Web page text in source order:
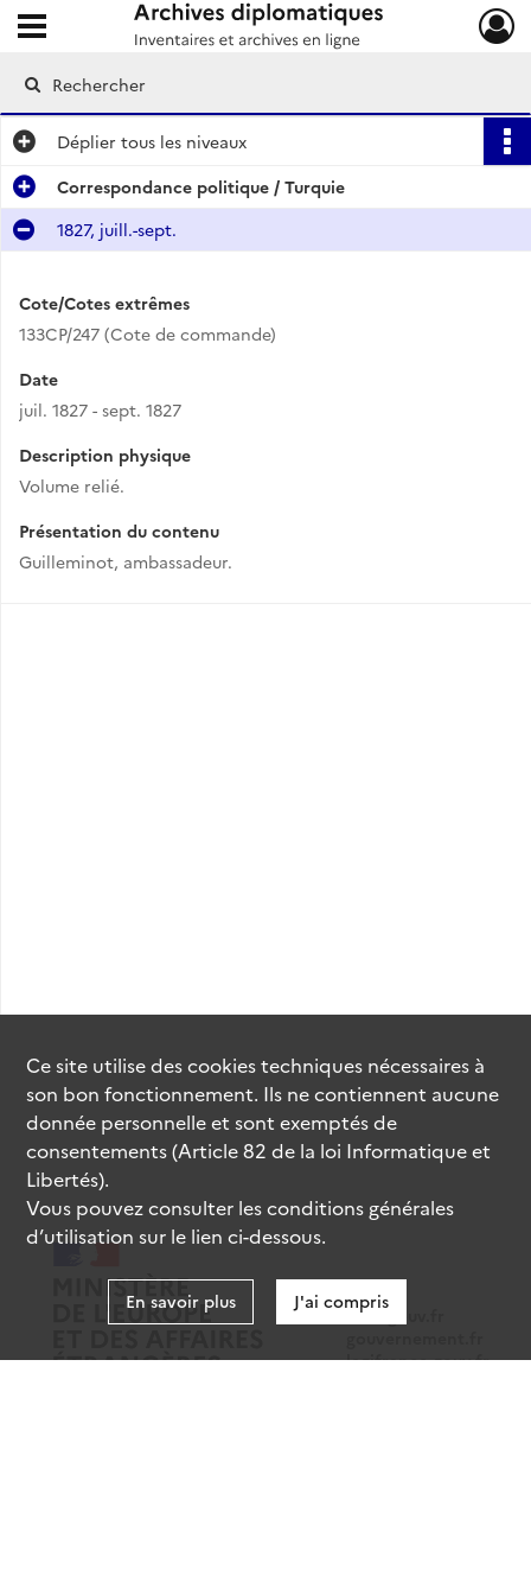
Archives diplomatiques
Ouvrir le menu déroulant
Déplier tous les niveaux
Correspondance politique / Turquie
1827, juill.-sept.
Cote/Cotes extrêmes
133CP/247 (Cote de commande)
Date
juil. 1827 - sept. 1827
Description physique
Volume relié.
Présentation du contenu
Guilleminot, ambassadeur.
data.gouv.fr
legifrance.gouv.fr
Ce site utilise descookiestechniques nécessaires à
son bon fonctionnement. Ils ne contiennent aucune
donnée personnelle et sont exemptés de
consentements (Article 82 de la loi Informatique et
Libertés).
Vous pouvez consulter les conditions générales
d’utilisation sur le lien ci-dessous.
En savoir plus J'ai compris